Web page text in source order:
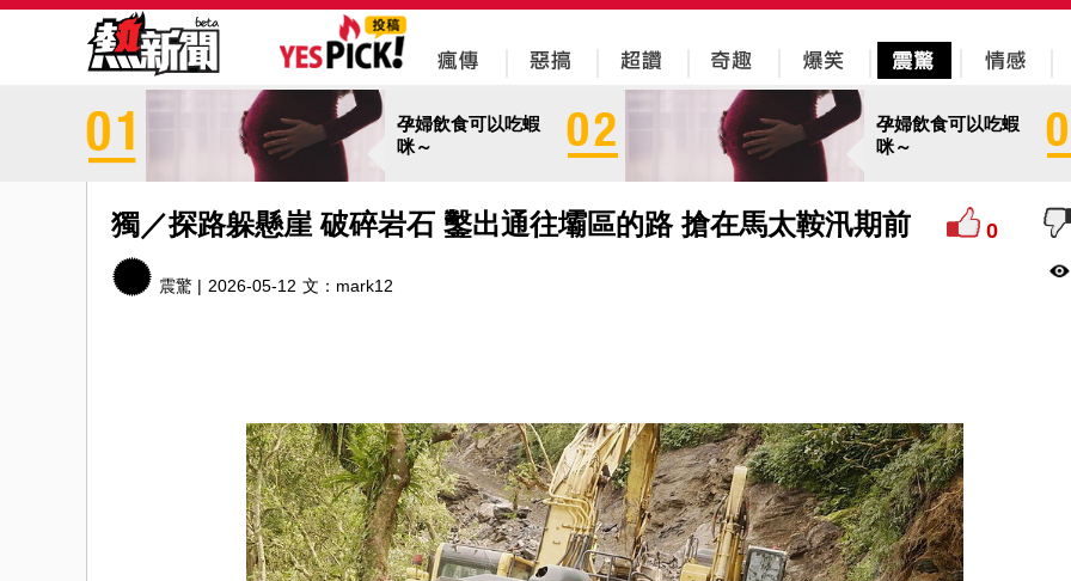
孕婦飲食可以吃蝦
咪～
孕婦飲食可以吃蝦
咪～
獨／探路躲懸崖 破碎岩石 鑿出通往壩區的路 搶在馬太鞍汛期前 0
震驚 | 2026-05-12 文： mark12